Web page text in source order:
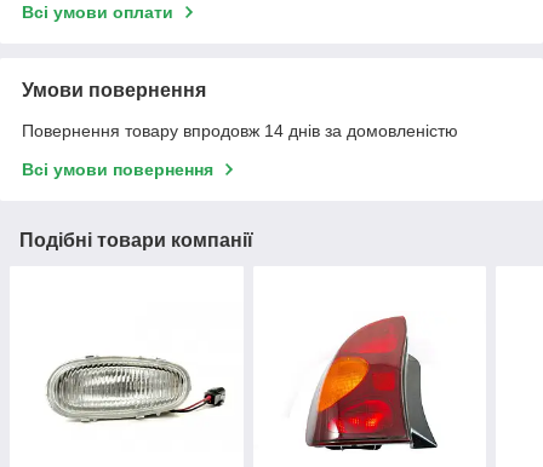
Всі умови оплати
Умови повернення
Повернення товару впродовж 14 днів за домовленістю
Всі умови повернення
Подібні товари компанії